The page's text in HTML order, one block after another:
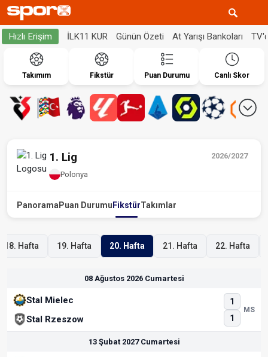
Hızlı Erişim İLK11 KUR Günün Özeti At Yarışı Bankoları
Takımım Fikstür Puan Durumu Canlı Skor
2026/2027
1. Lig
Polonya
Panorama Puan Durumu FikstürTakımlar
18. Hafta 19. Hafta 20. Hafta 21. Hafta 22. Hafta
08 Ağustos 2026 Cumartesi
Stal Mielec
Stal Rzeszow
1
1
MS
13 Şubat 2027 Cumartesi